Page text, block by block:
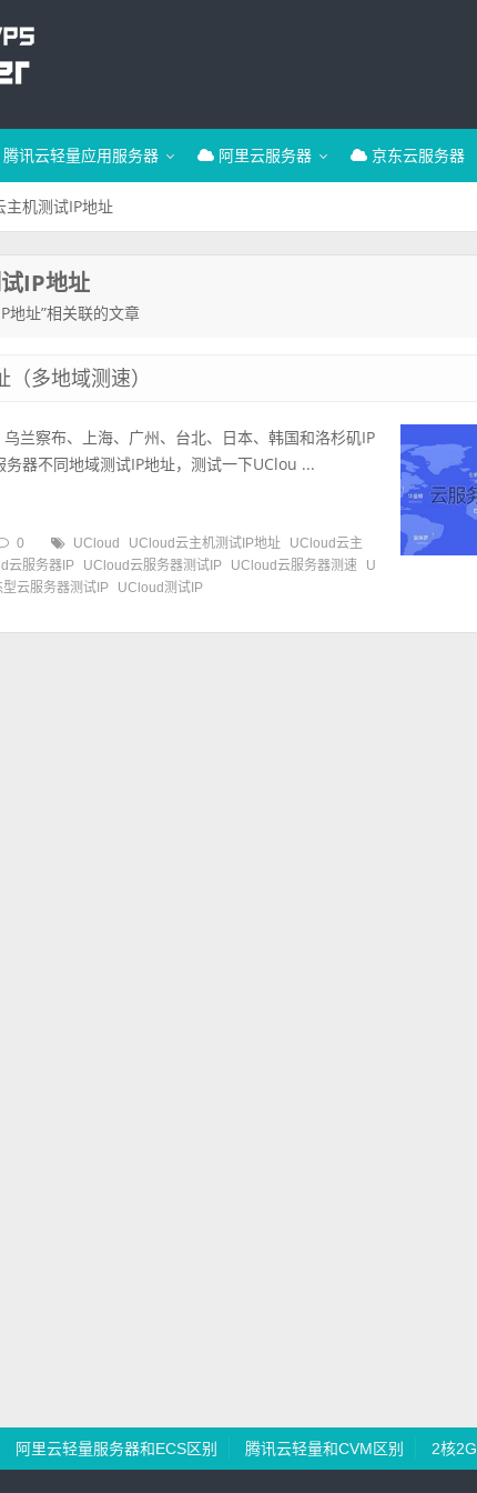
腾讯云轻量应用服务器 阿里云服务器 京东云服务器
机测试IP地址
IP地址
地址”相关联的文章
多地域测速）
兰察布、上海、广州、台北、日本、韩国和洛杉矶IP
器不同地域测试IP地址，测试一下UClou ...
0 UCloud UCloud云主机测试IP地址
UCloud云主
云服务器IP UCloud云服务器测试IP UCloud云服务器测速
U
云服务器测试IP UCloud测试IP
阿里云轻量服务器和ECS区别 腾讯云轻量和CVM区别 2核2G